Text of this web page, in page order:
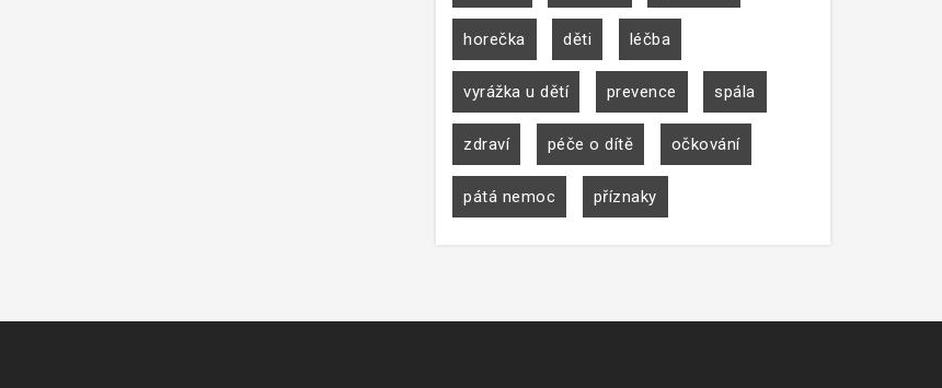
horečka děti léčba
vyrážka u dětí prevence spála
zdraví péče o dítě očkování
pátá nemoc příznaky